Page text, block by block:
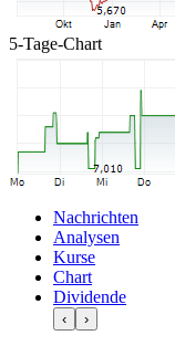
5-Tage-Chart
Nachrichten
Analysen
Kurse
Chart
Dividende
‹ ›